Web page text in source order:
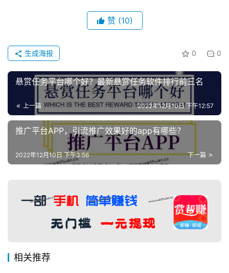
赞 (10)
0 0
生成海报
悬赏任务平台哪个好？最新悬赏任务软件排行前三名
上一篇 2022年12月10日 下午12:57
推广平台APP，引流推广效果好的app有哪些？
下一篇
2022年12月10日 下午3:56
相关推荐